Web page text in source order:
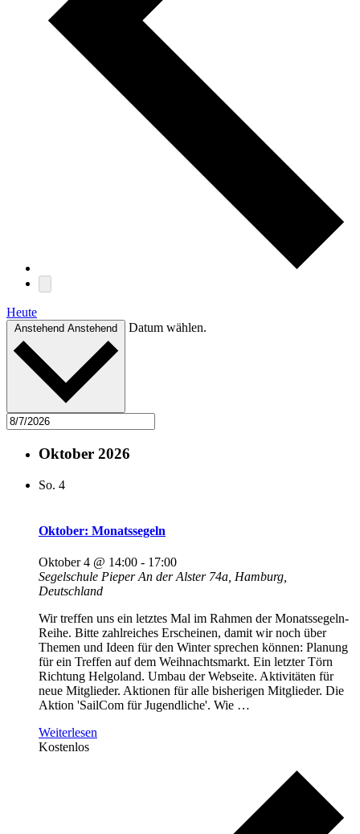
Heute
Anstehend Anstehend Datum wählen.
Oktober 2026
So. 4
Oktober: Monatssegeln
Oktober 4 @ 14:00 - 17:00
Segelschule PieperAn der Alster 74a, Hamburg,
Deutschland
Wir treffen uns ein letztes Mal im Rahmen der Monatssegeln-
Reihe. Bitte zahlreiches Erscheinen, damit wir noch über
Themen und Ideen für den Winter sprechen können: Planung
für ein Treffen auf dem Weihnachtsmarkt. Ein letzter Törn
Richtung Helgoland. Umbau der Webseite. Aktivitäten für
neue Mitglieder. Aktionen für alle bisherigen Mitglieder. Die
Aktion 'SailCom für Jugendliche'. Wie …
Weiterlesen
Kostenlos